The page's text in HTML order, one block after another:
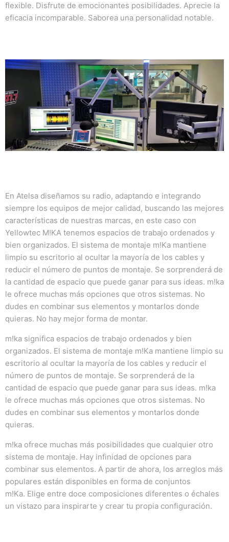
flexible. Disfrute de emocionantes posibilidades. Aprecie la
eficacia incomparable. Saborea una personalidad notable.
En Atelsa diseñamos su radio, adaptando e integrando
siempre los equipos de mejor calidad, buscando las mejores
características de nuestras marcas, en este caso con
Yellowtec M!KA tenemos espacios de trabajo ordenados y
bien organizados. El sistema de montaje m!Ka mantiene
limpio su escritorio al ocultar la mayoría de los cables y
reducir el número de puntos de montaje. Se sorprenderá de
la cantidad de espacio que puede ganar para sus ideas. m!ka
le ofrece muchas más opciones que otros sistemas. No
dudes en combinar sus elementos y montarlos donde
quieras. No hay mejor forma de montar.
m!ka significa espacios de trabajo ordenados y bien
organizados. El sistema de montaje m!Ka mantiene limpio su
escritorio al ocultar la mayoría de los cables y reducir el
número de puntos de montaje. Se sorprenderá de la
cantidad de espacio que puede ganar para sus ideas. m!ka
le ofrece muchas más opciones que otros sistemas. No
dudes en combinar sus elementos y montarlos donde
quieras.
m!ka ofrece muchas más posibilidades que cualquier otro
sistema de montaje. Hay infinidad de opciones para
combinar sus elementos. A partir de ahora, los arreglos más
populares están disponibles en forma de conjuntos
m!Ka. Elige entre doce composiciones diferentes o échales
un vistazo para inspirarte y crear tu propia configuración.